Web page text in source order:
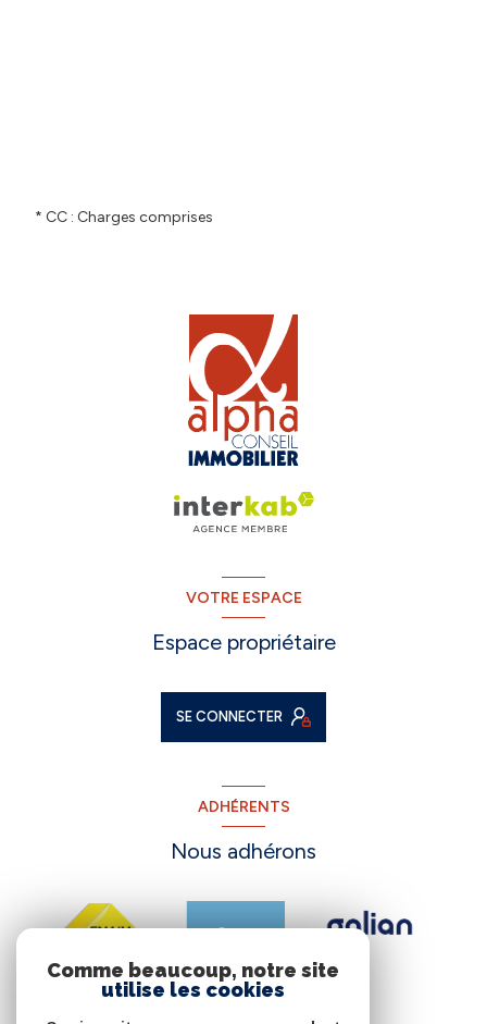
* CC : Charges comprises
VOTRE ESPACE
Espace propriétaire
SE CONNECTER
ADHÉRENTS
Nous adhérons
Comme beaucoup, notre site
utilise les cookies